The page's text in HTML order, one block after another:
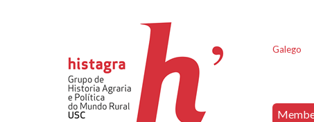
Galego